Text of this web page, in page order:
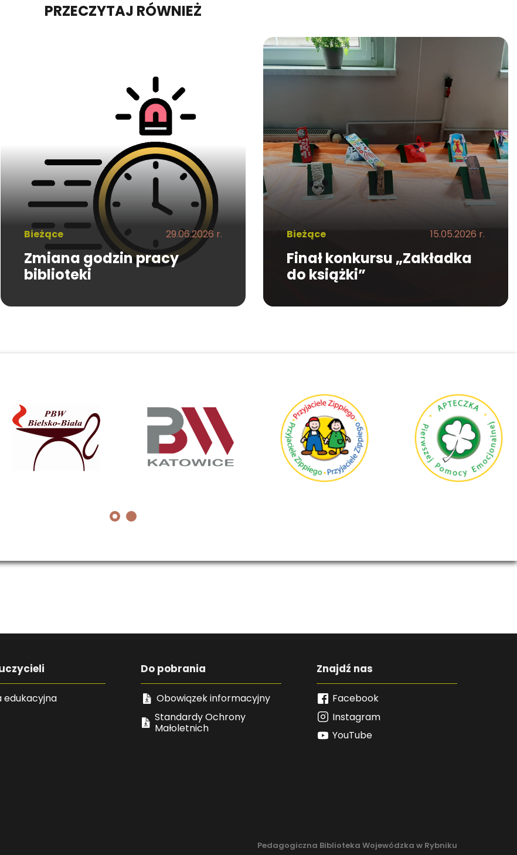
PRZECZYTAJ RÓWNIEŻ
Bieżące 29.06.2026 r.
Zmiana godzin pracy
biblioteki
Bieżące 15.05.2026 r.
Finał konkursu „Zakładka
do książki”
edukacyjna
Do pobrania
Obowiązek informacyjny
Standardy Ochrony
Małoletnich
Znajdź nas
Facebook
Instagram
YouTube
Pedagogiczna Biblioteka Wojewódzka w Rybniku